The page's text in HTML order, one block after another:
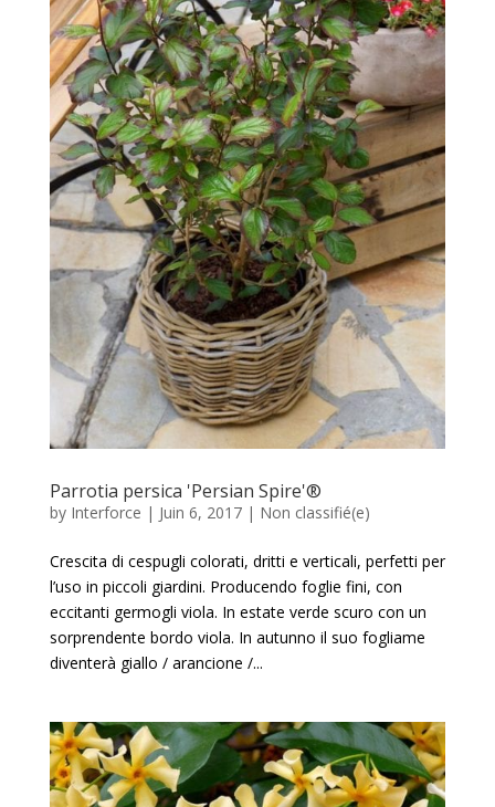
Parrotia persica 'Persian Spire'®
by Interforce | Juin 6, 2017| Non classifié(e)
Crescita di cespugli colorati, dritti e verticali, perfetti per
l’uso in piccoli giardini. Producendo foglie fini, con
eccitanti germogli viola. In estate verde scuro con un
sorprendente bordo viola. In autunno il suo fogliame
diventerà giallo / arancione /...